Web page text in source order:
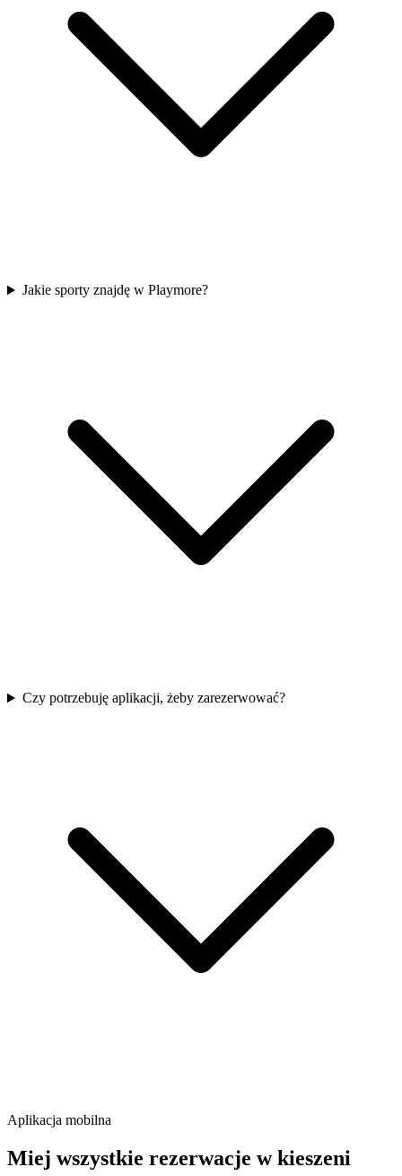
Jakie sporty znajdę w Playmore?
Czy potrzebuję aplikacji, żeby zarezerwować?
Aplikacja mobilna
Miej wszystkie rezerwacje w kieszeni